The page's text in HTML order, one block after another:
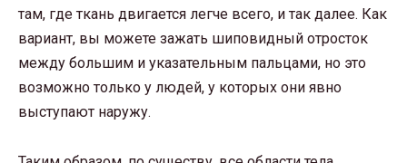
там, где ткань двигается легче всего, и так далее. Как
вариант, вы можете зажать шиповидный отросток
между большим и указательным пальцами, но это
возможно только у людей, у которых они явно
выступают наружу.